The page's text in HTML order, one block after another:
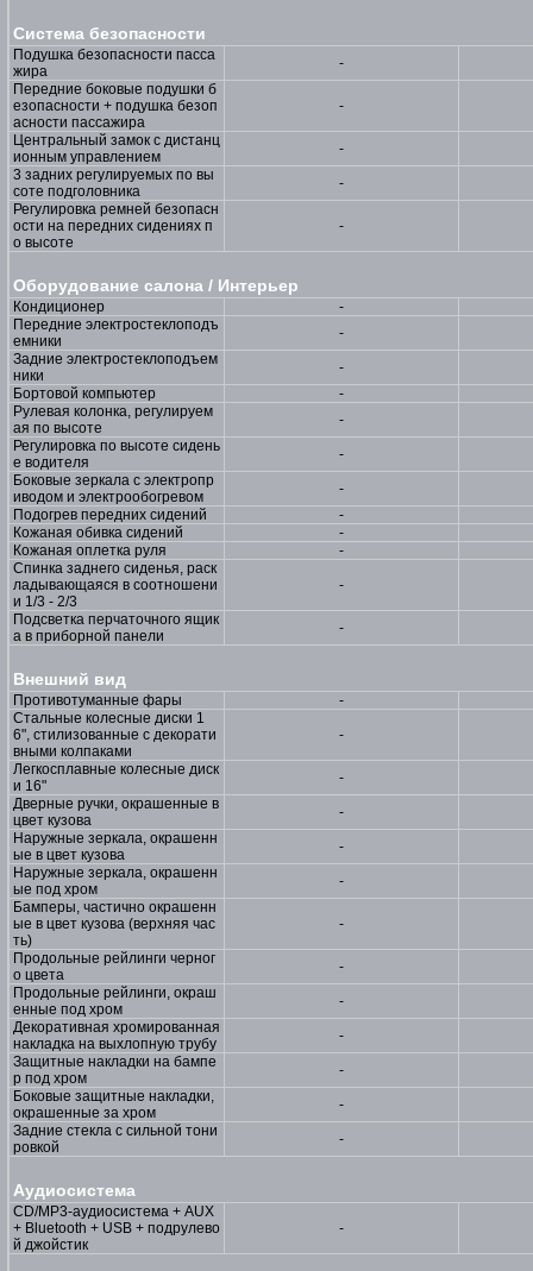
Система безопасности
Подушка безопасности пасса
жира
-
Передние боковые подушки б
езопасности + подушка безоп
асности пассажира
-
Центральный замок с дистанц
ионным управлением
-
3 задних регулируемых по вы
соте подголовника
-
Регулировка ремней безопасн
ости на передних сидениях п
о высоте
-
Оборудование салона / Интерьер
Кондиционер
-
Передние электростеклоподъ
емники
-
Задние электростеклоподъем
ники
-
Бортовой компьютер
-
Рулевая колонка, регулируем
ая по высоте
-
Регулировка по высоте сидень
е водителя
-
Боковые зеркала с электропр
иводом и электрообогревом
-
Подогрев передних сидений
-
Кожаная обивка сидений
-
Кожаная оплетка руля
-
Спинка заднего сиденья, раск
ладывающаяся в соотношени
и 1/3 - 2/3
-
Подсветка перчаточного ящик
а в приборной панели
-
Внешний вид
Противотуманные фары
-
Стальные колесные диски 1
6", стилизованные с декорати
вными колпаками
-
Легкосплавные колесные диск
и 16"
-
Дверные ручки, окрашенные в
цвет кузова
-
Наружные зеркала, окрашенн
ые в цвет кузова
-
Наружные зеркала, окрашенн
ые под хром
-
Бамперы, частично окрашенн
ые в цвет кузова (верхняя час
ть)
-
Продольные рейлинги черног
о цвета
-
Продольные рейлинги, окраш
енные под хром
-
Декоративная хромированная
накладка на выхлопную трубу
-
Защитные накладки на бампе
р под хром
-
Боковые защитные накладки,
окрашенные за хром
-
Задние стекла с сильной тони
ровкой
-
Аудиосистема
CD/MP3-аудиосистема + AUX
+ Bluetooth + USB + подрулево
й джойстик
-